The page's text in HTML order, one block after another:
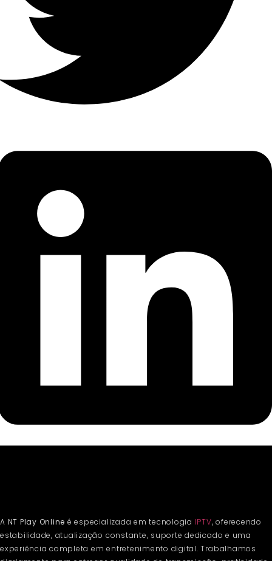
A NT Play Online é especializada em tecnologia IPTV, oferecendo
estabilidade, atualização constante, suporte dedicado e uma
experiência completa em entretenimento digital. Trabalhamos